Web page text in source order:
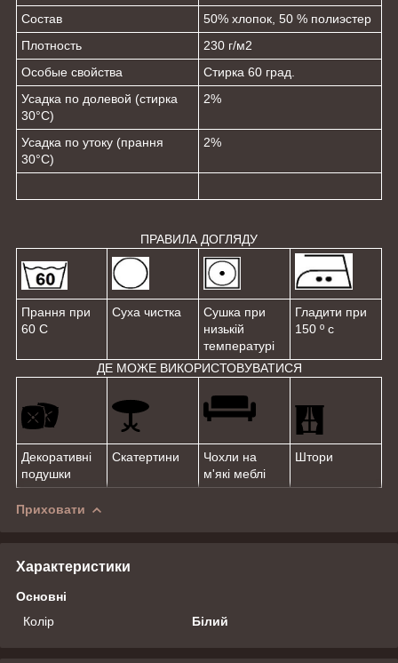
Состав
50% хлопок, 50 % полиэстер
Плотность
230 г/м2
Особые свойства
Стирка 60 град.
Усадка по долевой (стирка
30°C)
2%
Усадка по утоку (прання
30°C)
2%
ПРАВИЛА ДОГЛЯДУ
Прання при
60 С
Суха чистка
Сушка при
низькій
температурі
Гладити при
150 º с
ДЕ МОЖЕ ВИКОРИСТОВУВАТИСЯ
Декоративні
подушки
Скатертини
Чохли на
м'які меблі
Штори
Приховати
Характеристики
Основні
Колір
Білий